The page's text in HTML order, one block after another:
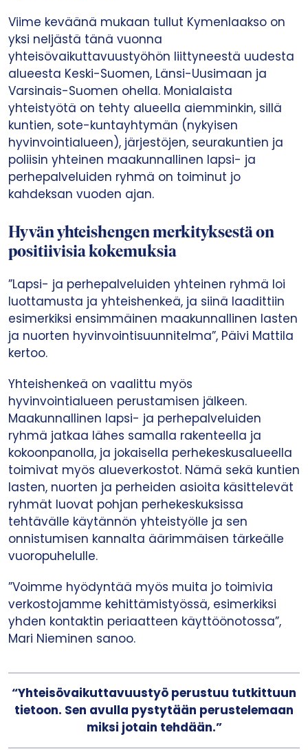
Viime keväänä mukaan tullut Kymenlaakso on
yksi neljästä tänä vuonna
yhteisövaikuttavuustyöhön liittyneestä uudesta
alueesta Keski-Suomen, Länsi-Uusimaan ja
Varsinais-Suomen ohella. Monialaista
yhteistyötä on tehty alueella aiemminkin, sillä
kuntien, sote-kuntayhtymän (nykyisen
hyvinvointialueen), järjestöjen, seurakuntien ja
poliisin yhteinen maakunnallinen lapsi- ja
perhepalveluiden ryhmä on toiminut jo
kahdeksan vuoden ajan.
Hyvän yhteishengen merkityksestä on
positiivisia kokemuksia
”Lapsi- ja perhepalveluiden yhteinen ryhmä loi
luottamusta ja yhteishenkeä, ja siinä laadittiin
esimerkiksi ensimmäinen maakunnallinen lasten
ja nuorten hyvinvointisuunnitelma”, Päivi Mattila
kertoo.
Yhteishenkeä on vaalittu myös
hyvinvointialueen perustamisen jälkeen.
Maakunnallinen lapsi- ja perhepalveluiden
ryhmä jatkaa lähes samalla rakenteella ja
kokoonpanolla, ja jokaisella perhekeskusalueella
toimivat myös alueverkostot. Nämä sekä kuntien
lasten, nuorten ja perheiden asioita käsittelevät
ryhmät luovat pohjan perhekeskuksissa
tehtävälle käytännön yhteistyölle ja sen
onnistumisen kannalta äärimmäisen tärkeälle
vuoropuhelulle.
”Voimme hyödyntää myös muita jo toimivia
verkostojamme kehittämistyössä, esimerkiksi
yhden kontaktin periaatteen käyttöönotossa”,
Mari Nieminen sanoo.
“Yhteisövaikuttavuustyö perustuu tutkittuun
tietoon. Sen avulla pystytään perustelemaan
miksi jotain tehdään.”